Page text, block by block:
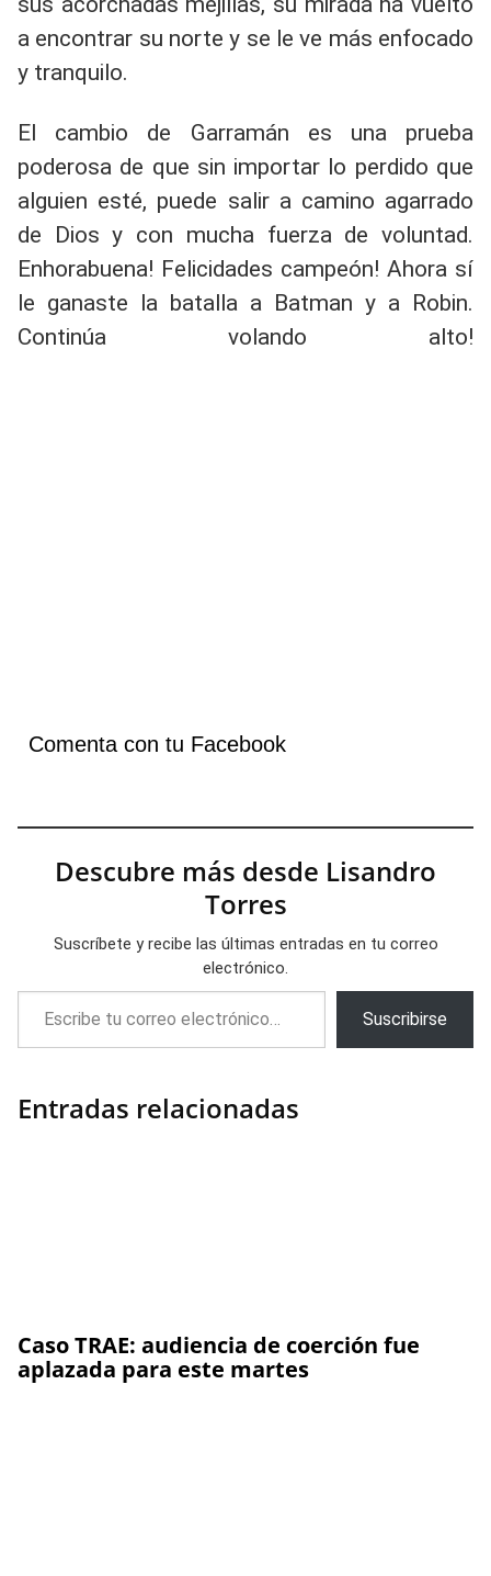
a encontrar su norte y se le ve más enfocado
y tranquilo.
El cambio de Garramán es una prueba
poderosa de que sin importar lo perdido que
alguien esté, puede salir a camino agarrado
de Dios y con mucha fuerza de voluntad.
Enhorabuena! Felicidades campeón! Ahora sí
le ganaste la batalla a Batman y a Robin.
Continúa volando alto!
Comenta con tu Facebook
Descubre más desde Lisandro
Torres
Suscríbete y recibe las últimas entradas en tu correo
electrónico.
Escribe tu correo electrónico…
Suscribirse
Entradas relacionadas
Caso TRAE: audiencia de coerción fue
aplazada para este martes